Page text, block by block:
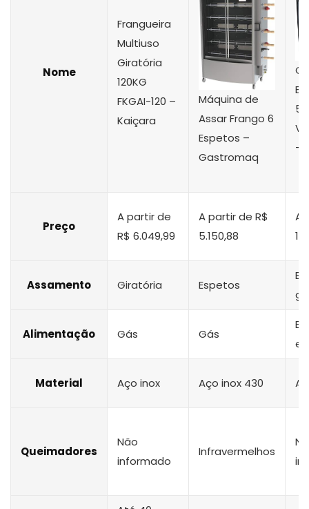
Nome
Frangueira
Multiuso
Giratória
120KG
FKGAI-120 –
Kaiçara
Máquina de
Assar Frango 6
Espetos –
Gastromaq
5
–
Preço
A partir de
R$ 6.049,99
A partir de R$
5.150,88
A
Assamento Giratória Espetos
Alimentação Gás Gás
Material Aço inox Aço inox 430
Queimadores
Não
informado
Infravermelhos